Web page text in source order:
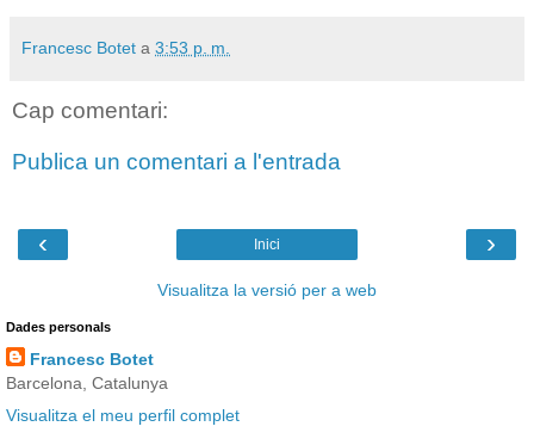
Francesc Botet a 3:53 p. m.
Cap comentari:
Publica un comentari a l'entrada
‹ ›
Inici
Visualitza la versió per a web
Dades personals
Francesc Botet
Barcelona, Catalunya
Visualitza el meu perfil complet